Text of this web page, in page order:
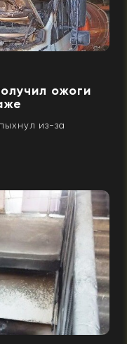
ожоги
из-за